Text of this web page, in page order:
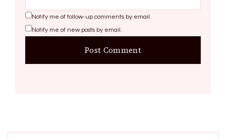
Notify me of follow-up comments by email.
Notify me of new posts by email.